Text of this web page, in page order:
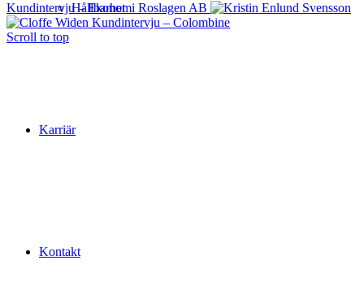
Hållbarhet
Karriär
Kontakt
Kundintervju – Ekonomi Roslagen AB
Kundintervju – Colombine
Scroll to top